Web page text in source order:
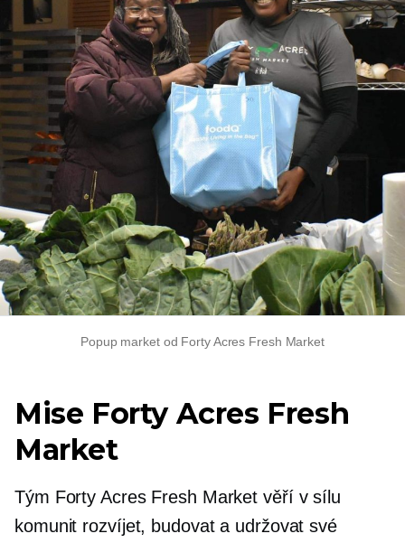
Popup market od Forty Acres Fresh Market
Mise Forty Acres Fresh
Market
Tým Forty Acres Fresh Market věří v sílu
komunit rozvíjet, budovat a udržovat své